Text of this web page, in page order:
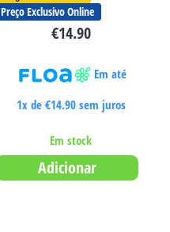
Preço Exclusivo Online
€14.90
Em até
1x de €14.90sem juros
Em stock
Adicionar